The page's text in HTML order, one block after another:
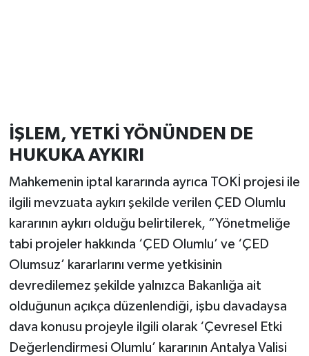
İŞLEM, YETKİ YÖNÜNDEN DE
HUKUKA AYKIRI
Mahkemenin iptal kararında ayrıca TOKİ projesi ile
ilgili mevzuata aykırı şekilde verilen ÇED Olumlu
kararının aykırı olduğu belirtilerek, “Yönetmeliğe
tabi projeler hakkında ‘ÇED Olumlu’ ve ‘ÇED
Olumsuz’ kararlarını verme yetkisinin
devredilemez şekilde yalnızca Bakanlığa ait
olduğunun açıkça düzenlendiği, işbu davadaysa
dava konusu projeyle ilgili olarak ‘Çevresel Etki
Değerlendirmesi Olumlu’ kararının Antalya Valisi